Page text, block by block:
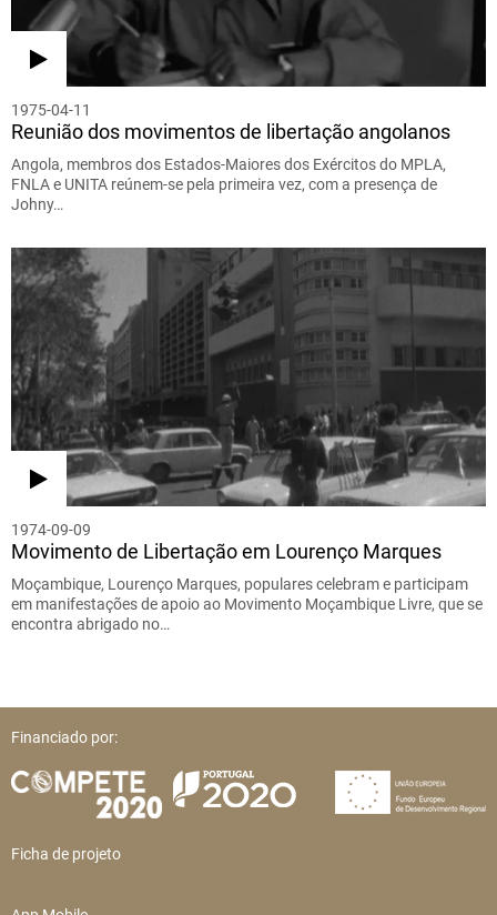
1975-04-11
Reunião dos movimentos de libertação angolanos
Angola, membros dos Estados-Maiores dos Exércitos do MPLA,
FNLA e UNITA reúnem-se pela primeira vez, com a presença de
Johny…
1974-09-09
Movimento de Libertação em Lourenço Marques
Moçambique, Lourenço Marques, populares celebram e participam
em manifestações de apoio ao Movimento Moçambique Livre, que se
encontra abrigado no…
Financiado por:
Ficha de projeto